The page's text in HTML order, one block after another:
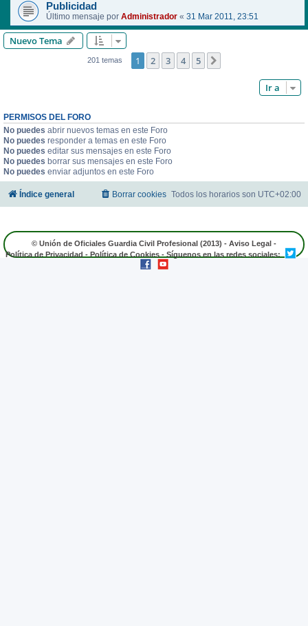
Publicidad
Último mensaje por Administrador « 31 Mar 2011, 23:51
Nuevo Tema
201 temas 1 2 3 4 5
Ir a
PERMISOS DEL FORO
No puedes abrir nuevos temas en este Foro
No puedes responder a temas en este Foro
No puedes editar sus mensajes en este Foro
No puedes borrar sus mensajes en este Foro
No puedes enviar adjuntos en este Foro
Índice general Todos los horarios son UTC+02:00
Borrar cookies
© Unión de Oficiales Guardia Civil Profesional (2013) - Aviso Legal -
Política de Privacidad - Política de Cookies - Síguenos en las redes sociales: